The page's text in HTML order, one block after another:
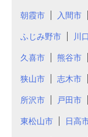
朝霞市 入間市
ふじみ野市 川
久喜市 熊谷市
狭山市 志木市
所沢市 戸田市
東松山市 日高